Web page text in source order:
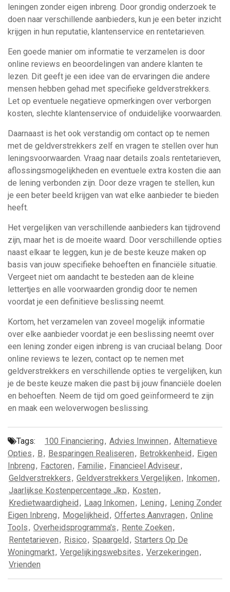
leningen zonder eigen inbreng. Door grondig onderzoek te
doen naar verschillende aanbieders, kun je een beter inzicht
krijgen in hun reputatie, klantenservice en rentetarieven.
Een goede manier om informatie te verzamelen is door
online reviews en beoordelingen van andere klanten te
lezen. Dit geeft je een idee van de ervaringen die andere
mensen hebben gehad met specifieke geldverstrekkers.
Let op eventuele negatieve opmerkingen over verborgen
kosten, slechte klantenservice of onduidelijke voorwaarden.
Daarnaast is het ook verstandig om contact op te nemen
met de geldverstrekkers zelf en vragen te stellen over hun
leningsvoorwaarden. Vraag naar details zoals rentetarieven,
aflossingsmogelijkheden en eventuele extra kosten die aan
de lening verbonden zijn. Door deze vragen te stellen, kun
je een beter beeld krijgen van wat elke aanbieder te bieden
heeft.
Het vergelijken van verschillende aanbieders kan tijdrovend
zijn, maar het is de moeite waard. Door verschillende opties
naast elkaar te leggen, kun je de beste keuze maken op
basis van jouw specifieke behoeften en financiële situatie.
Vergeet niet om aandacht te besteden aan de kleine
lettertjes en alle voorwaarden grondig door te nemen
voordat je een definitieve beslissing neemt.
Kortom, het verzamelen van zoveel mogelijk informatie
over elke aanbieder voordat je een beslissing neemt over
een lening zonder eigen inbreng is van cruciaal belang. Door
online reviews te lezen, contact op te nemen met
geldverstrekkers en verschillende opties te vergelijken, kun
je de beste keuze maken die past bij jouw financiële doelen
en behoeften. Neem de tijd om goed geïnformeerd te zijn
en maak een weloverwogen beslissing.
Tags: 100 Financiering, Advies Inwinnen, Alternatieve
Opties, B, Besparingen Realiseren, Betrokkenheid, Eigen
Inbreng, Factoren, Familie, Financieel Adviseur,
Geldverstrekkers, Geldverstrekkers Vergelijken, Inkomen,
Jaarlijkse Kostenpercentage Jkp, Kosten,
Kredietwaardigheid, Laag Inkomen, Lening, Lening Zonder
Eigen Inbreng, Mogelijkheid, Offertes Aanvragen, Online
Tools, Overheidsprogramma's, Rente Zoeken,
Rentetarieven, Risico, Spaargeld, Starters Op De
Woningmarkt, Vergelijkingswebsites, Verzekeringen,
Vrienden